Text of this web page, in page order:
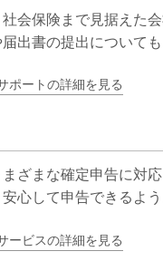
会保険まで見据えた
出書の提出についても
ポートの詳細を見る
ざまな確定申告に対
心して申告できるよう
ービスの詳細を見る